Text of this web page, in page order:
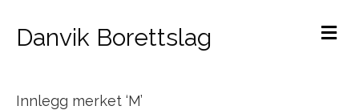
Danvik Borettslag
Innlegg merket ‘M’